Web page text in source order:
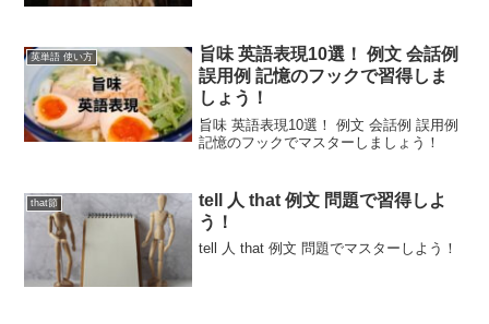
英単語 使い方
旨味 英語表現10選！ 例文 会話例
誤用例 記憶のフックで習得しま
しょう！
旨味 英語表現10選！ 例文 会話例 誤用例
記憶のフックでマスターしましょう！
that節
tell 人 that 例文 問題で習得しよ
う！
tell 人 that 例文 問題でマスターしよう！